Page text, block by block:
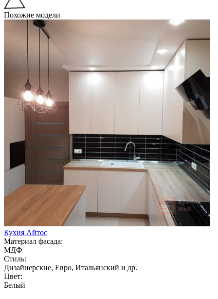
Похожие модели
Кухня Айтос
Материал фасада:
МДФ
Стиль:
Дизайнерские, Евро, Итальянский и др.
Цвет:
Белый